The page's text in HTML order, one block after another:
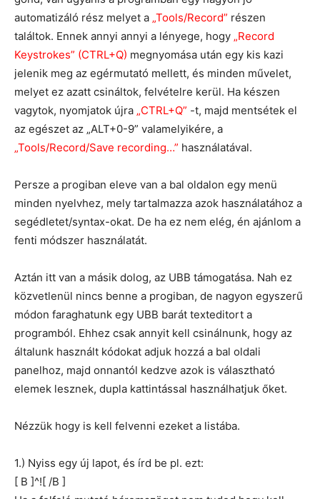
automatizáló rész melyet a „Tools/Record” részen
találtok. Ennek annyi annyi a lényege, hogy „Record
Keystrokes” (CTRL+Q) megnyomása után egy kis kazi
jelenik meg az egérmutató mellett, és minden művelet,
melyet ez azatt csináltok, felvételre kerül. Ha készen
vagytok, nyomjatok újra „CTRL+Q” -t, majd mentsétek el
az egészet az „ALT+0-9” valamelyikére, a
„Tools/Record/Save recording…” használatával.
Persze a progiban eleve van a bal oldalon egy menü
minden nyelvhez, mely tartalmazza azok használatához a
segédletet/syntax-okat. De ha ez nem elég, én ajánlom a
fenti módszer használatát.
Aztán itt van a másik dolog, az UBB támogatása. Nah ez
közvetlenül nincs benne a progiban, de nagyon egyszerű
módon faraghatunk egy UBB barát texteditort a
programból. Ehhez csak annyit kell csinálnunk, hogy az
általunk használt kódokat adjuk hozzá a bal oldali
panelhoz, majd onnantól kedzve azok is választható
elemek lesznek, dupla kattintással használhatjuk őket.
Nézzük hogy is kell felvenni ezeket a listába.
1.) Nyiss egy új lapot, és írd be pl. ezt:
[ B ]^![ /B ]